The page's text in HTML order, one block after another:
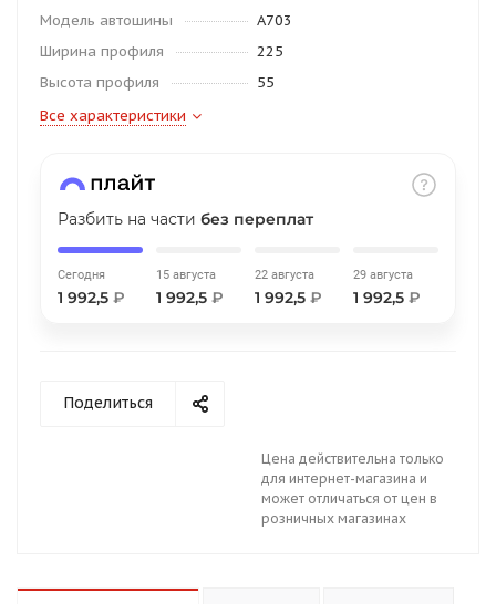
Модель автошины
A703
Ширина профиля
225
Высота профиля
55
Все характеристики
Разбить на части без переплат
Сегодня
1 992,5 ₽
15 августа
1 992,5 ₽
22 августа
1 992,5 ₽
29 августа
1 992,5 ₽
Поделиться
Цена действительна только
для интернет-магазина и
может отличаться от цен в
розничных магазинах
Остались вопросы?
8 800 302-02-51
plait.ru